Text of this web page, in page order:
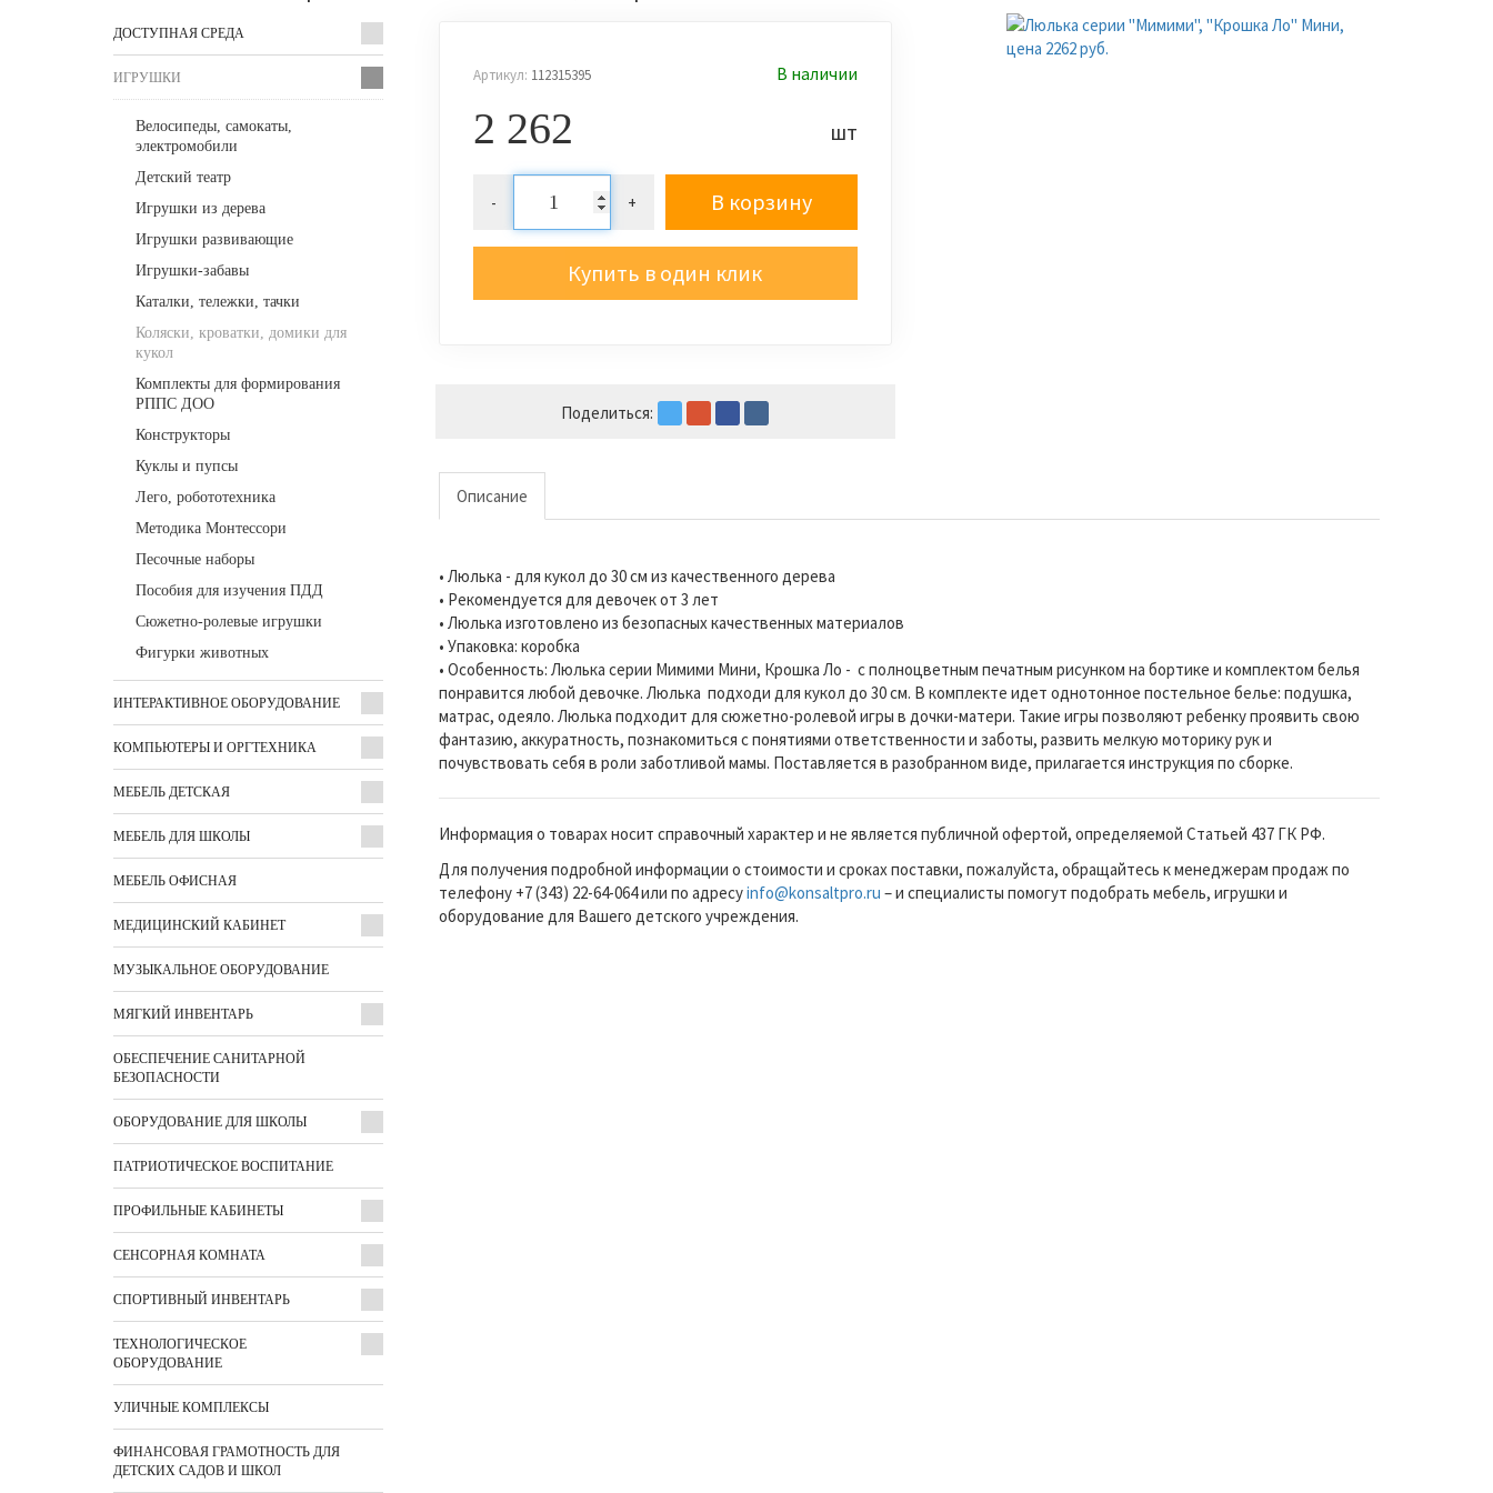
ДОСТУПНАЯ СРЕДА
ИГРУШКИ
Велосипеды, самокаты,
электромобили
Детский театр
Игрушки из дерева
Игрушки развивающие
Игрушки-забавы
Каталки, тележки, тачки
Коляски, кроватки, домики для
кукол
Комплекты для формирования
РППС ДОО
Конструкторы
Куклы и пупсы
Лего, робототехника
Методика Монтессори
Песочные наборы
Пособия для изучения ПДД
Сюжетно-ролевые игрушки
Фигурки животных
ИНТЕРАКТИВНОЕ ОБОРУДОВАНИЕ
КОМПЬЮТЕРЫ И ОРГТЕХНИКА
МЕБЕЛЬ ДЕТСКАЯ
МЕБЕЛЬ ДЛЯ ШКОЛЫ
МЕБЕЛЬ ОФИСНАЯ
МЕДИЦИНСКИЙ КАБИНЕТ
МУЗЫКАЛЬНОЕ ОБОРУДОВАНИЕ
МЯГКИЙ ИНВЕНТАРЬ
ОБЕСПЕЧЕНИЕ САНИТАРНОЙ
БЕЗОПАСНОСТИ
ОБОРУДОВАНИЕ ДЛЯ ШКОЛЫ
ПАТРИОТИЧЕСКОЕ ВОСПИТАНИЕ
ПРОФИЛЬНЫЕ КАБИНЕТЫ
СЕНСОРНАЯ КОМНАТА
СПОРТИВНЫЙ ИНВЕНТАРЬ
ТЕХНОЛОГИЧЕСКОЕ
ОБОРУДОВАНИЕ
УЛИЧНЫЕ КОМПЛЕКСЫ
ФИНАНСОВАЯ ГРАМОТНОСТЬ ДЛЯ
ДЕТСКИХ САДОВ И ШКОЛ
Артикул: 112315395 В наличии
2 262 шт
- + В корзину
Купить в один клик
Поделиться:
Описание
• Люлька - для кукол до 30 см из качественного дерева
• Рекомендуется для девочек от 3 лет
• Люлька изготовлено из безопасных качественных материалов
• Упаковка: коробка
• Особенность: Люлька серии Мимими Мини, Крошка Ло - с полноцветным печатным рисунком на бортике и комплектом белья
понравится любой девочке. Люлька подходи для кукол до 30 см. В комплекте идет однотонное постельное белье: подушка,
матрас, одеяло. Люлька подходит для сюжетно-ролевой игры в дочки-матери. Такие игры позволяют ребенку проявить свою
фантазию, аккуратность, познакомиться с понятиями ответственности и заботы, развить мелкую моторику рук и
почувствовать себя в роли заботливой мамы. Поставляется в разобранном виде, прилагается инструкция по сборке.
Информация о товарах носит справочный характер и не является публичной офертой, определяемой Статьей 437 ГК РФ.
Для получения подробной информации о стоимости и сроках поставки, пожалуйста, обращайтесь к менеджерам продаж по
телефону +7 (343) 22-64-064 или по адресуinfo@konsaltpro.ru – и специалисты помогут подобрать мебель, игрушки и
оборудование для Вашего детского учреждения.